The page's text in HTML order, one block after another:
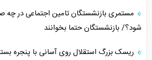
مستمری بازنشستگان تامین اجتماعی در
شود؟/ بازنشستگان حتما بخوانند
ریسک بزرگ استقلال روی آسانی با پنجره